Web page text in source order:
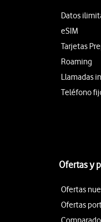
Datos
eSIM
Tarjetas
Roaming
Llamadas
Teléfono
Ofertas y
Ofertas
Ofertas